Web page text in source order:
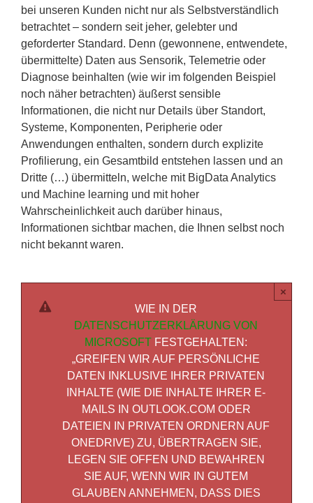
bei unseren Kunden nicht nur als Selbstverständlich
betrachtet – sondern seit jeher, gelebter und
geforderter Standard. Denn (gewonnene, entwendete,
übermittelte) Daten aus Sensorik, Telemetrie oder
Diagnose beinhalten (wie wir im folgenden Beispiel
noch näher betrachten) äußerst sensible
Informationen, die nicht nur Details über Standort,
Systeme, Komponenten, Peripherie oder
Anwendungen enthalten, sondern durch explizite
Profilierung, ein Gesamtbild entstehen lassen und an
Dritte (…) übermitteln, welche mit BigData Analytics
und Machine learning und mit hoher
Wahrscheinlichkeit auch darüber hinaus,
Informationen sichtbar machen, die Ihnen selbst noch
nicht bekannt waren.
WIE IN DER
DATENSCHUTZERKLÄRUNG VON
MICROSOFT FESTGEHALTEN:
„GREIFEN WIR AUF PERSÖNLICHE
DATEN INKLUSIVE IHRER PRIVATEN
INHALTE (WIE DIE INHALTE IHRER E-
MAILS IN OUTLOOK.COM ODER
DATEIEN IN PRIVATEN ORDNERN AUF
ONEDRIVE) ZU, ÜBERTRAGEN SIE,
LEGEN SIE OFFEN UND BEWAHREN
SIE AUF, WENN WIR IN GUTEM
GLAUBEN ANNEHMEN, DASS DIES
×